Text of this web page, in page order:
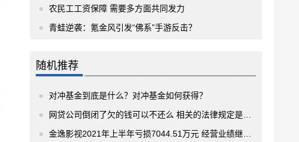
农民工工资保障 需要多方面共同发力
青蛙逆袭：氪金风引发“佛系”手游反击？
随机推荐
对冲基金到底是什么？对冲基金如何获得？
网贷公司倒闭了欠的钱可以不还么 相关的法律规定是怎样的呢?
金逸影视2021年上半年亏损7044.51万元 经营业绩继续亏损